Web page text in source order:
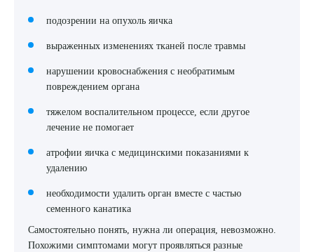
подозрении на опухоль яичка
выраженных изменениях тканей после травмы
нарушении кровоснабжения с необратимым
повреждением органа
тяжелом воспалительном процессе, если другое
лечение не помогает
атрофии яичка с медицинскими показаниями к
удалению
необходимости удалить орган вместе с частью
семенного канатика
Самостоятельно понять, нужна ли операция, невозможно.
Похожими симптомами могут проявляться разные